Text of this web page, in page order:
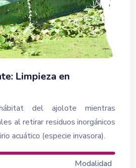
Limpieza en
del ajolote mientras
al retirar residuos inorgánicos
acuático (especie invasora).
Modalidad